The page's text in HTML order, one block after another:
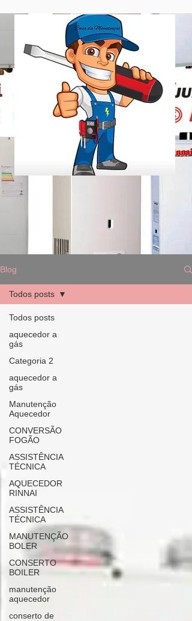
Blog
Todos posts
aquecedor a
gás
Categoria 2
aquecedor a
gás
Manutenção
Aquecedor
CONVERSÃO
FOGÃO
ASSISTÊNCIA
TÉCNICA
AQUECEDOR
RINNAI
ASSISTÊNCIA
TÉCNICA
MANUTENÇÃO
BOLER
CONSERTO
BOILER
manutenção
aquecedor
conserto de
Todos posts